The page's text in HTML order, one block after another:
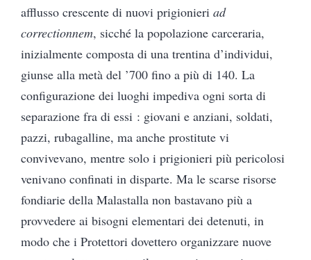
afflusso crescente di nuovi prigionieri ad
correctionnem, sicché la popolazione carceraria,
inizialmente composta di una trentina d’individui,
giunse alla metà del ’700 fino a più di 140. La
configurazione dei luoghi impediva ogni sorta di
separazione fra di essi : giovani e anziani, soldati,
pazzi, rubagalline, ma anche prostitute vi
convivevano, mentre solo i prigionieri più pericolosi
venivano confinati in disparte. Ma le scarse risorse
fondiarie della Malastalla non bastavano più a
provvedere ai bisogni elementari dei detenuti, in
modo che i Protettori dovettero organizzare nuove